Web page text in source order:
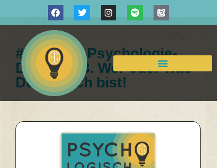
# 043 Das Psychologie-
Desaster 3. Wer oder was
Du wirklich bist!